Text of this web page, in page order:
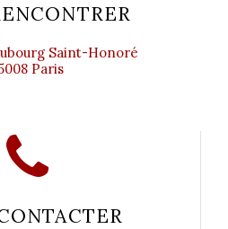
Saint-Honoré
Paris